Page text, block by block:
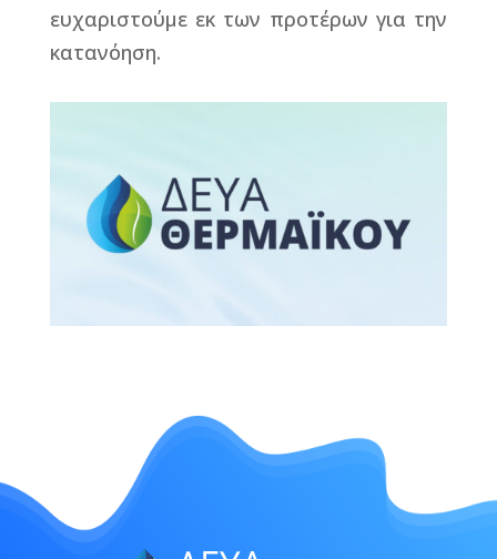
ευχαριστούμε εκ των προτέρων για την
κατανόηση.